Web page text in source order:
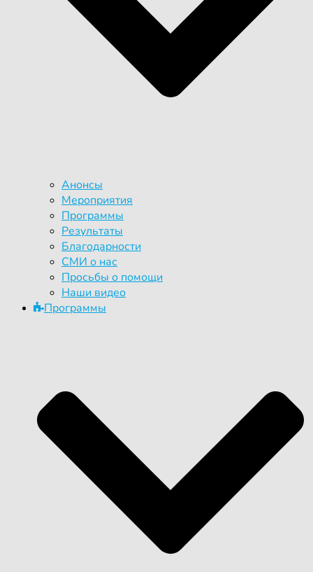
Анонсы
Мероприятия
Программы
Результаты
Благодарности
СМИ о нас
Просьбы о помощи
Наши видео
Программы